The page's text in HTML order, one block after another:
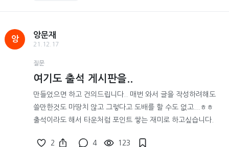
앙
앙문재
21.12.17
질문
여기도 출석 게시판을..
만들었으면 하고 건의드립니다.. 매번 와서 글을 작성하려해도
쓸만한것도 마땅치 않고 그렇다고 도배를 할 수도 없고...ㅎㅎ
출석이라도 해서 타운처럼 포인트 쌓는 재미로 하고싶습니다.
2 4 123